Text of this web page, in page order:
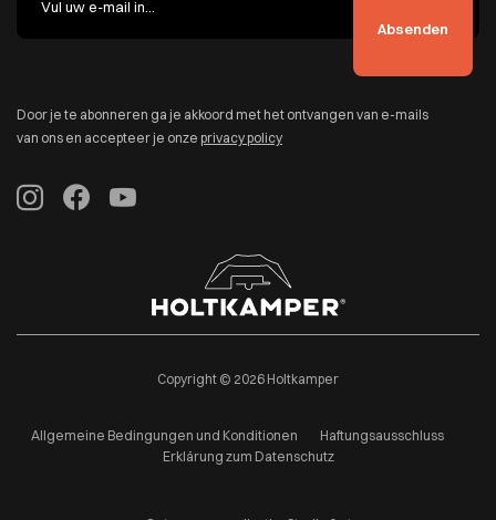
Door je te abonneren ga je akkoord met het ontvangen van e-mails
van ons en accepteer je onze privacy policy
Copyright © 2026 Holtkamper
Allgemeine Bedingungen und Konditionen
Haftungsausschluss
Erklärung zum Datenschutz